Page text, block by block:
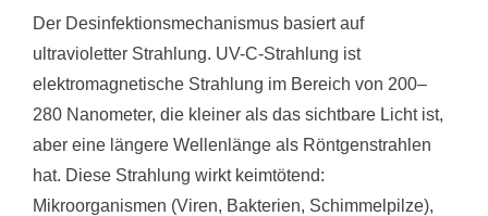
Der Desinfektionsmechanismus basiert auf
ultravioletter Strahlung. UV-C-Strahlung ist
elektromagnetische Strahlung im Bereich von 200–
280 Nanometer, die kleiner als das sichtbare Licht ist,
aber eine längere Wellenlänge als Röntgenstrahlen
hat. Diese Strahlung wirkt keimtötend:
Mikroorganismen (Viren, Bakterien, Schimmelpilze),